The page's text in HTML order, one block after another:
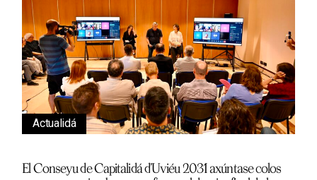
Actualidá
El Conseyu de Capitalidá d’Uviéu 2031 axúntase colos